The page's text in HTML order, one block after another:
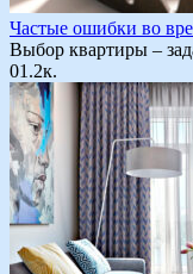
Частые ошибки во
Выбор квартиры –
01.2к.